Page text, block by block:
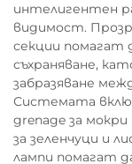
интелигентен
видимост.
секции помагат
съхраняване,
забразяване
Системата
дrenage за
за зеленчуци и
лампи помагат